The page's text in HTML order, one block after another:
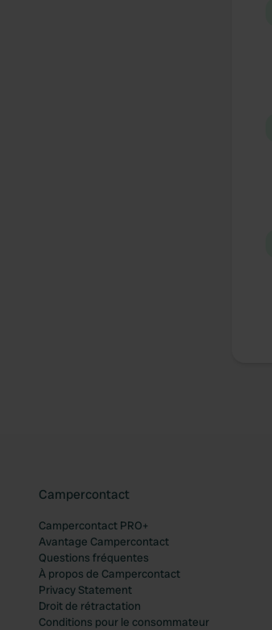
Campercontact
Campercontact PRO+
Avantage Campercontact
Questions fréquentes
À propos de Campercontact
Privacy Statement
Droit de rétractation
Conditions pour le consommateur